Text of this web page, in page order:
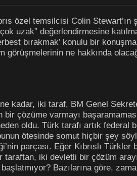
özel temsilcisi Colin Stewart’ın
uzak” değerlendirmesine
bırakmak’ konulu bir
görüşmelerinin ne hakkında
kadar, iki taraf, BM Genel
çözüme varmayı
oldu. Türk tarafı artık
ötesinde somut hiçbir şey
parçası. Eğer Kıbrıslı
iki devletli bir çözüm
Bazılarına göre,